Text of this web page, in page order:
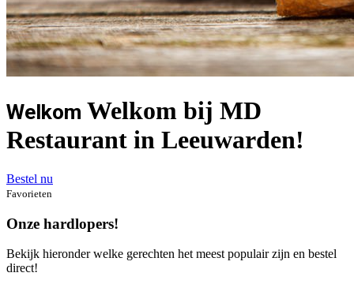
Welkom Welkom bij MD
Restaurant in Leeuwarden!
Bestel nu
Favorieten
Onze hardlopers!
Bekijk hieronder welke gerechten het meest populair zijn en bestel
direct!